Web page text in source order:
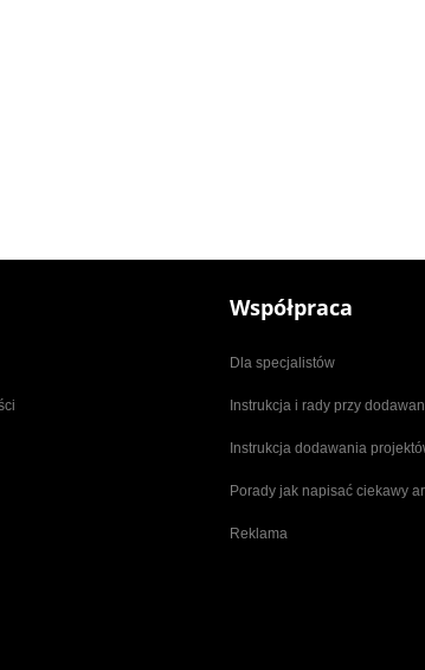
Współpraca
Dla specjalistów
Instrukcja i rady przy
Instrukcja dodawania
Porady jak napisać ciekawy
Reklama